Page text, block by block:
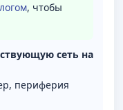
, чтобы
сеть на
периферия